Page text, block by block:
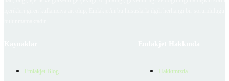
Emlakjet Blog Hakkımızda